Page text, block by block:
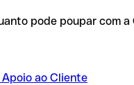
pode poupar com a
Apoio ao Cliente